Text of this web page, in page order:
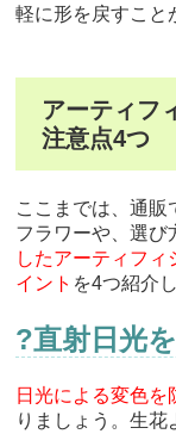
軽に形を戻すこと
アーティフ
注意点4つ
ここまでは、通販
フラワーや、選び
したアーティフ
イント を4つ紹介
?直射日光
日光による変色を
りましょう。生